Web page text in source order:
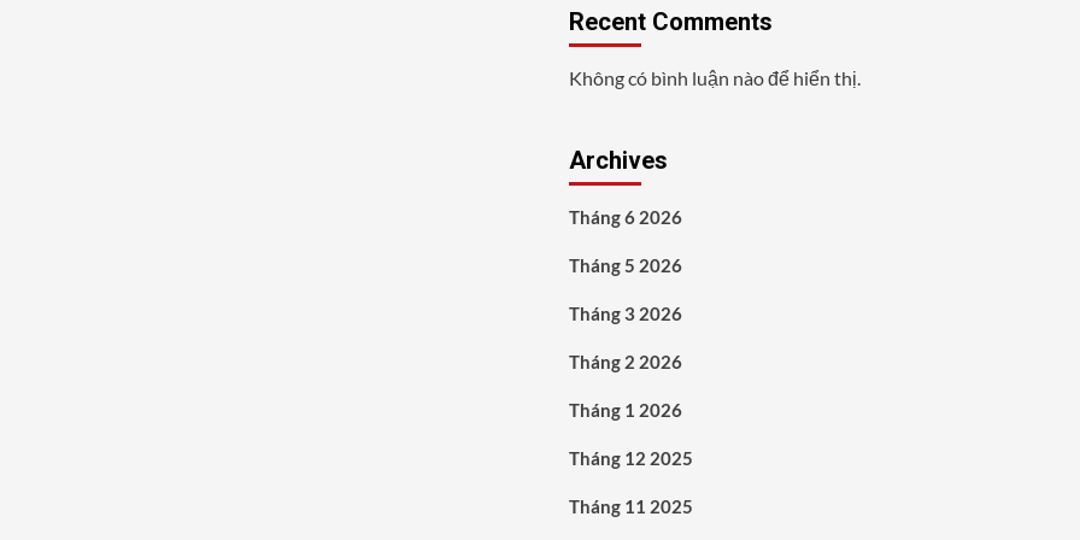
Recent Comments
Không có bình luận nào để hiển thị.
Archives
Tháng 6 2026
Tháng 5 2026
Tháng 3 2026
Tháng 2 2026
Tháng 1 2026
Tháng 12 2025
Tháng 11 2025